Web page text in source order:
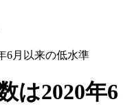
6月以来の低水準
は2020年6